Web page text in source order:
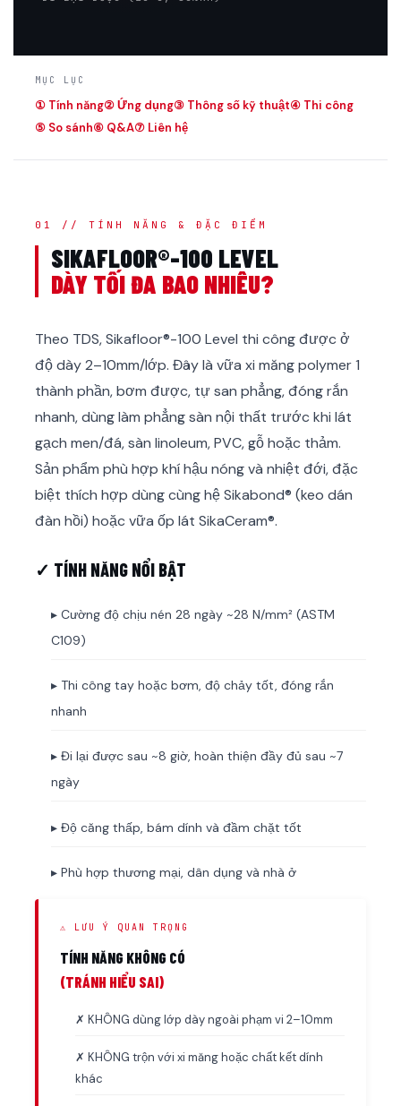
MỤC LỤC
① Tính năng② Ứng dụng③ Thông số kỹ thuật④ Thi công
⑤ So sánh⑥ Q&A⑦ Liên hệ
01 // TÍNH NĂNG & ĐẶC ĐIỂM
SIKAFLOOR®-100 LEVEL
DÀY TỐI ĐA BAO NHIÊU?
Theo TDS, Sikafloor®-100 Level thi công được ở
độ dày 2–10mm/lớp. Đây là vữa xi măng polymer 1
thành phần, bơm được, tự san phẳng, đóng rắn
nhanh, dùng làm phẳng sàn nội thất trước khi lát
gạch men/đá, sàn linoleum, PVC, gỗ hoặc thảm.
Sản phẩm phù hợp khí hậu nóng và nhiệt đới, đặc
biệt thích hợp dùng cùng hệ Sikabond® (keo dán
đàn hồi) hoặc vữa ốp lát SikaCeram®.
✓ TÍNH NĂNG NỔI BẬT
▸ Cường độ chịu nén 28 ngày ~28 N/mm² (ASTM
C109)
▸ Thi công tay hoặc bơm, độ chảy tốt, đóng rắn
nhanh
▸ Đi lại được sau ~8 giờ, hoàn thiện đầy đủ sau ~7
ngày
▸ Độ căng thấp, bám dính và đầm chặt tốt
▸ Phù hợp thương mại, dân dụng và nhà ở
⚠ LƯU Ý QUAN TRỌNG
TÍNH NĂNG KHÔNG CÓ
(TRÁNH HIỂU SAI)
✗ KHÔNG dùng lớp dày ngoài phạm vi 2–10mm
✗ KHÔNG trộn với xi măng hoặc chất kết dính
khác